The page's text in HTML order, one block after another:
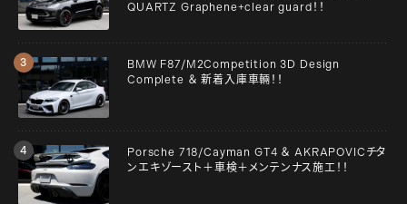
QUARTZ Graphene+clear guard！！
BMW F87/M2Competition 3D Design
Complete ＆ 新着入庫車輛！！
Porsche 718/Cayman GT4 ＆ AKRAPOVICチタ
ンエキゾースト＋車検＋メンテンナス施工！！